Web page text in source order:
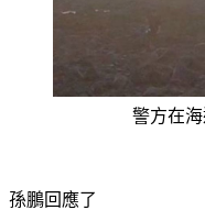
警方在
孫鵬回應了